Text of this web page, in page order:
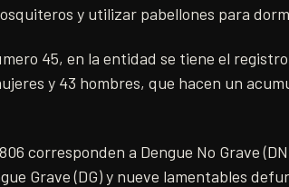
y utilizar pabellones para
45, en la entidad se tiene el
y 43 hombres, que hacen un
corresponden a Dengue No Grave
Grave (DG) y nueve lamentables